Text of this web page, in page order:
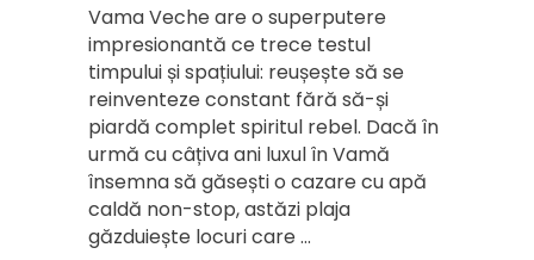
Vama Veche are o superputere
impresionantă ce trece testul
timpului și spațiului: reușește să se
reinventeze constant fără să-și
piardă complet spiritul rebel. Dacă în
urmă cu câțiva ani luxul în Vamă
însemna să găsești o cazare cu apă
caldă non-stop, astăzi plaja
găzduiește locuri care